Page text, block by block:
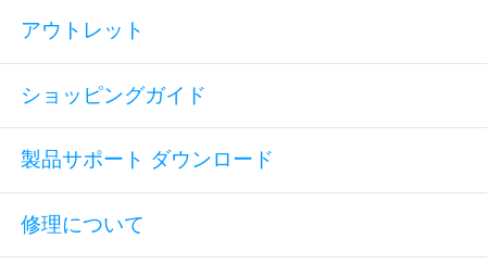
アウトレット
ショッピングガイド
製品サポート ダウンロード
修理について